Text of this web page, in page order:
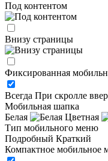
Под контентом
Внизу страницы
Фиксированная
Всегда При скролле
Мобильная шапка
Белая
Цветная
Тип мобильного меню
Подробный Краткий
Компактное мобильное